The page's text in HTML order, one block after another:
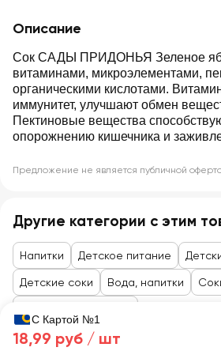
Описание
Сок САДЫ ПРИДОНЬЯ Зеленое
витаминами, микроэлементами,
органическими кислотами.
иммунитет, улучшают обмен
Пектиновые вещества
опорожнению кишечника и
Предложение не является публичной
Другие категории с этим
Напитки Детское питание
Детские соки Вода, напитки
С Картой №1
18,99 руб / шт